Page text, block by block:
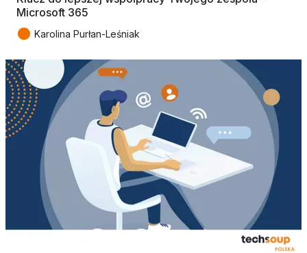
Microsoft 365
● Karolina Purłan-Leśniak